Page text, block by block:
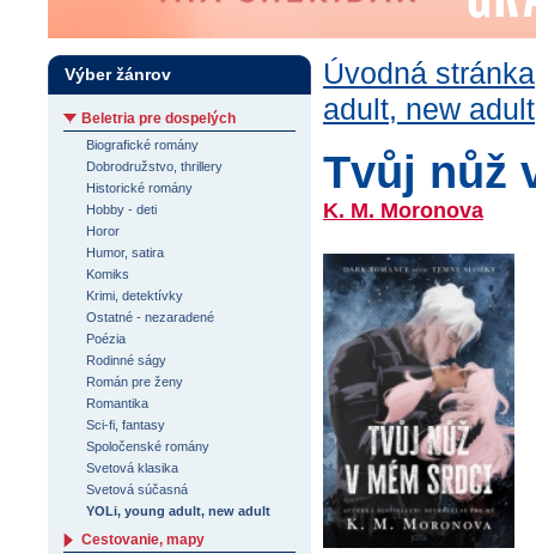
Úvodná stránka
adult, new adult
Tvůj nůž
K. M. Moronova
Výber žánrov
Beletria pre dospelých
Biografické romány
Dobrodružstvo, thrillery
Historické romány
Hobby - deti
Horor
Humor, satira
Komiks
Krimi, detektívky
Ostatné - nezaradené
Poézia
Rodinné ságy
Román pre ženy
Romantika
Sci-fi, fantasy
Spoločenské romány
Svetová klasika
Svetová súčasná
YOLi, young adult, new adult
Cestovanie, mapy